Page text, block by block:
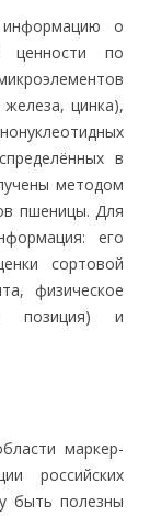
о
ценности по
цинка),
в
методом
пшеницы. Для
его
сортовой
физическое
позиция) и
маркер-
российских
быть полезны